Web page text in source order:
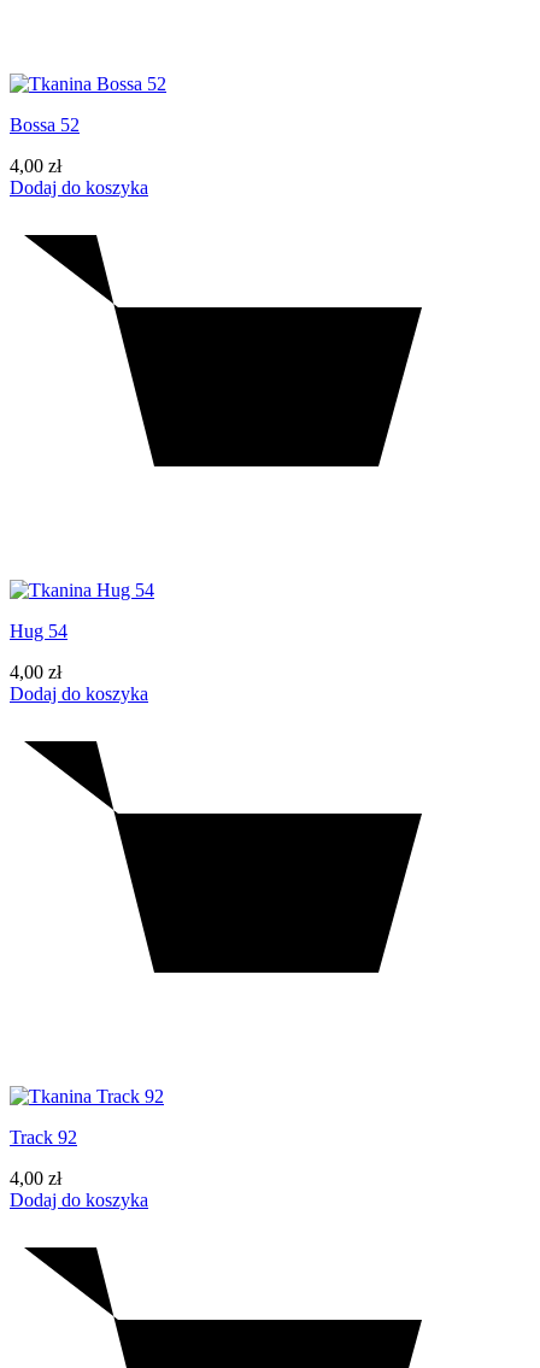
Bossa 52
4,00 zł
Dodaj do koszyka
Hug 54
4,00 zł
Dodaj do koszyka
Track 92
4,00 zł
Dodaj do koszyka